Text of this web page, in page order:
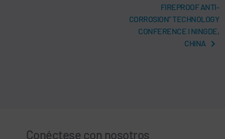
FIREPROOF ANTI-
CORROSION" TECHNOLOGY
CONFERENCE I NINGDE,
CHINA
Conéctese con nosotros